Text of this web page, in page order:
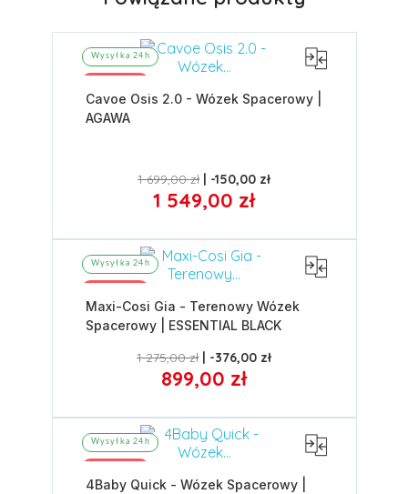
Wysyłka 24h
Cavoe Osis 2.0 - Wózek Spacerowy |
AGAWA
1 699,00 zł -150,00 zł
1 549,00 zł
Wysyłka 24h
Maxi-Cosi Gia - Terenowy Wózek
Spacerowy | ESSENTIAL BLACK
1 275,00 zł -376,00 zł
899,00 zł
Wysyłka 24h
4Baby Quick - Wózek Spacerowy |